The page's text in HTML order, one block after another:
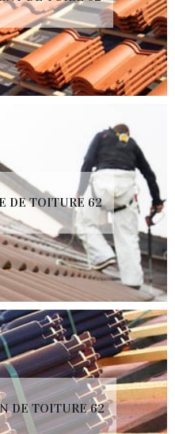
DE TOITURE 62
DE TOITURE 62